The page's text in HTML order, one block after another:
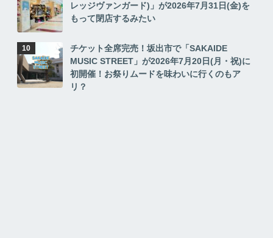
レッジヴァンガード)」が2026年7月31日(金)を
もって閉店するみたい
チケット全席完売！坂出市で「SAKAIDE
MUSIC STREET」が2026年7月20日(月・祝)に
初開催！お祭りムードを味わいに行くのもア
リ？